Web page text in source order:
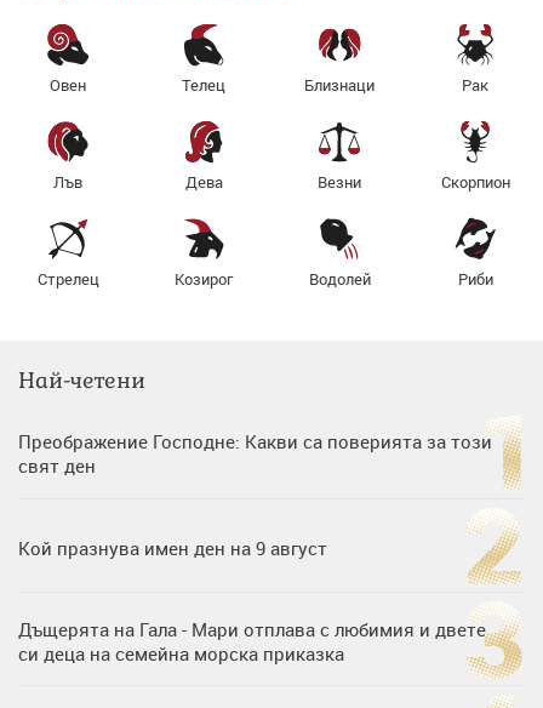
Овен Телец Близнаци Рак
Лъв Дева Везни Скорпион
Стрелец Козирог Водолей Риби
Най-четени
Преображение Господне: Какви са поверията за този
свят ден
Кой празнува имен ден на 9 август
Дъщерята на Гала - Мари отплава с любимия и двете
си деца на семейна морска приказка